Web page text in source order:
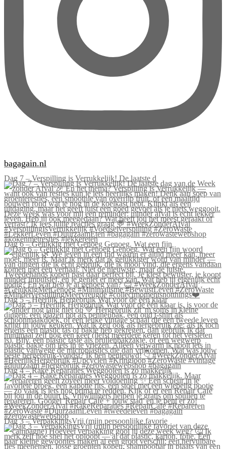
bagagain.nl
Dag 7 – Verspilling is Verrukkelijk! De laatste d
Dag 6 – Gelukkig met Genoeg Genoeg. Wat een fijn
Dag 5 – Heerlijk Hergebruik Wat voor de één klaar
Dag 4 – Rake Reparaties Weggooien is zo makkelijk
Dag 3 – VerpakkingsVrij (mijn persoonlijke favorie